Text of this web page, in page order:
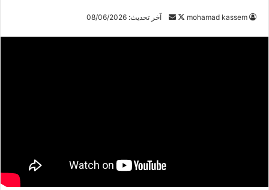
mohamad kassem
تابعأرسلآخر تحديث: 08/06/2026